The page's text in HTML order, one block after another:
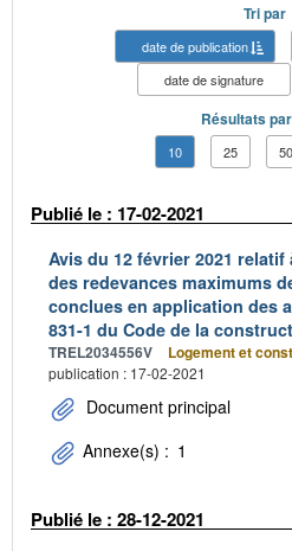
Tri par
date de publication
date de signature
Résultats
10 25 50
Publié le : 17-02-2021
Avis du 12 février 2021
des redevances maximums
conclues en application des
831-1 du Code de la
TREL2034556V Logement et
publication : 17-02-2021
Document principal
Annexe(s) : 1
Publié le : 28-12-2021